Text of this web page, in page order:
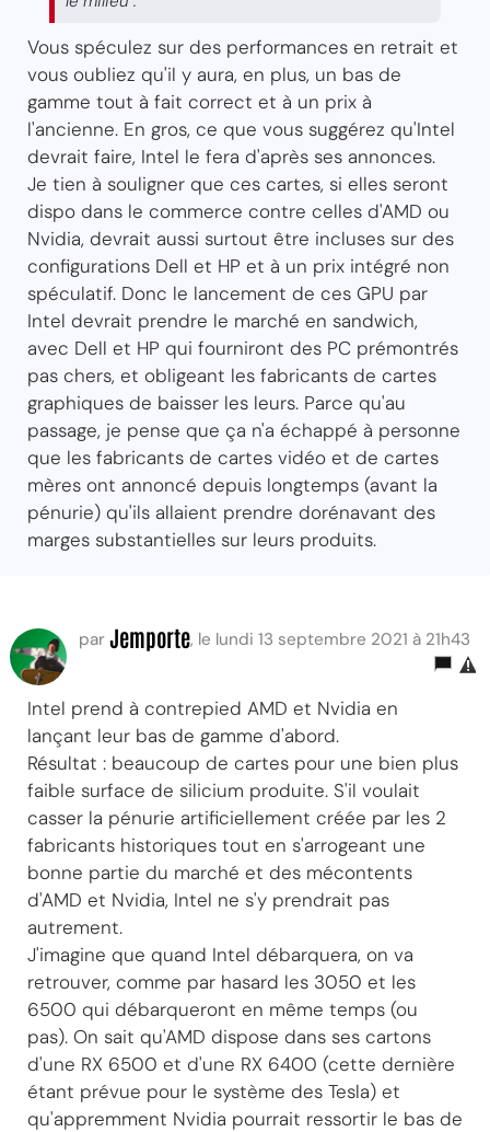
Vous spéculez sur des performances en retrait et
vous oubliez qu'il y aura, en plus, un bas de
gamme tout à fait correct et à un prix à
l'ancienne. En gros, ce que vous suggérez qu'Intel
devrait faire, Intel le fera d'après ses annonces.
Je tien à souligner que ces cartes, si elles seront
dispo dans le commerce contre celles d'AMD ou
Nvidia, devrait aussi surtout être incluses sur des
configurations Dell et HP et à un prix intégré non
spéculatif. Donc le lancement de ces GPU par
Intel devrait prendre le marché en sandwich,
avec Dell et HP qui fourniront des PC prémontrés
pas chers, et obligeant les fabricants de cartes
graphiques de baisser les leurs. Parce qu'au
passage, je pense que ça n'a échappé à personne
que les fabricants de cartes vidéo et de cartes
mères ont annoncé depuis longtemps (avant la
pénurie) qu'ils allaient prendre dorénavant des
marges substantielles sur leurs produits.
par Jemporte, le lundi 13 septembre 2021 à 21h43
Intel prend à contrepied AMD et Nvidia en
lançant leur bas de gamme d'abord.
Résultat : beaucoup de cartes pour une bien plus
faible surface de silicium produite. S'il voulait
casser la pénurie artificiellement créée par les 2
fabricants historiques tout en s'arrogeant une
bonne partie du marché et des mécontents
d'AMD et Nvidia, Intel ne s'y prendrait pas
autrement.
J'imagine que quand Intel débarquera, on va
retrouver, comme par hasard les 3050 et les
6500 qui débarqueront en même temps (ou
pas). On sait qu'AMD dispose dans ses cartons
d'une RX 6500 et d'une RX 6400 (cette dernière
étant prévue pour le système des Tesla) et
qu'appremment Nvidia pourrait ressortir le bas de